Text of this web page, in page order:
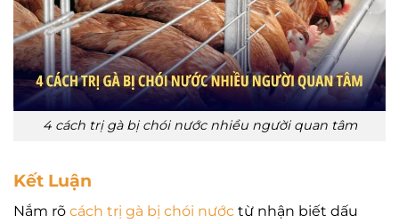
4 cách trị gà bị chói nước nhiều người quan tâm
Kết Luận
Nắm rõ cách trị gà bị chói nước từ nhận biết dấu